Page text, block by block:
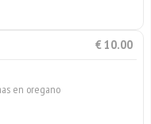
€ 10.00
en oregano